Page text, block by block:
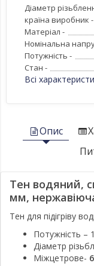
Діаметр
країна виробник -
Матеріал -
Номінальна
Потужність -
Стан -
Всі
Опис
Тен водяний,
мм,
Тен для підігріву
Потужність –
Діаметр
Міжцетрове-